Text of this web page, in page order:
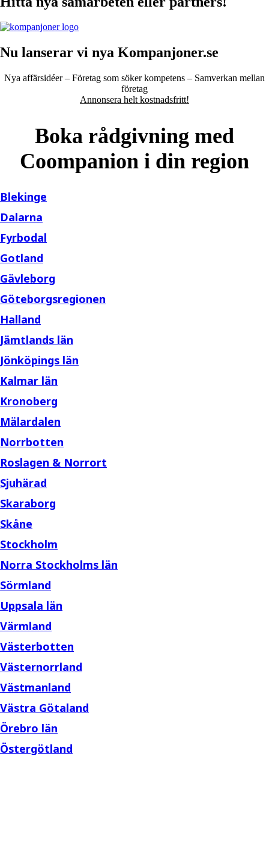
Nu lanserar vi nya Kompanjoner.se
Nya affärsidéer – Företag som söker kompetens – Samverkan mellan
företag
Annonsera helt kostnadsfritt!
Boka rådgivning med
Coompanion i din region
Blekinge
Dalarna
Fyrbodal
Gotland
Gävleborg
Göteborgsregionen
Halland
Jämtlands län
Jönköpings län
Kalmar län
Kronoberg
Mälardalen
Norrbotten
Roslagen & Norrort
Sjuhärad
Skaraborg
Skåne
Stockholm
Norra Stockholms län
Sörmland
Uppsala län
Värmland
Västerbotten
Västernorrland
Västmanland
Västra Götaland
Örebro län
Östergötland